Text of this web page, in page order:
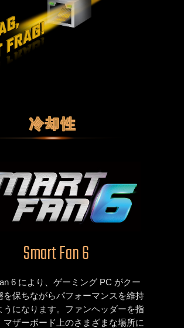
冷却性
Smart Fan 6
6 により、ゲーミング PC がクー
を保ちながらパフォーマンスを維持
うになります。ファンヘッダーを指
マザーボード上のさまざまな場所に